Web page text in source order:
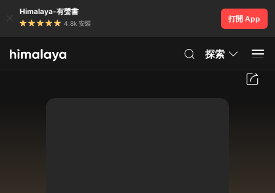
Himalaya-有聲書
4.8k 安裝
打開 App
探索